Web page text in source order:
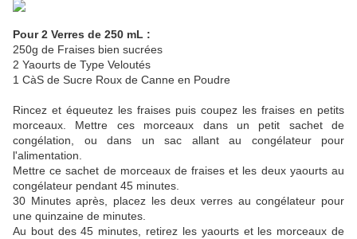
Pour 2 Verres de 250 mL :
250g de Fraises bien sucrées
2 Yaourts de Type Veloutés
1 CàS de Sucre Roux de Canne en Poudre
Rincez et équeutez les fraises puis coupez les fraises en petits
morceaux. Mettre ces morceaux dans un petit sachet de
congélation, ou dans un sac allant au congélateur pour
l'alimentation.
Mettre ce sachet de morceaux de fraises et les deux yaourts au
congélateur pendant 45 minutes.
30 Minutes après, placez les deux verres au congélateur pour
une quinzaine de minutes.
Au bout des 45 minutes, retirez les yaourts et les morceaux de